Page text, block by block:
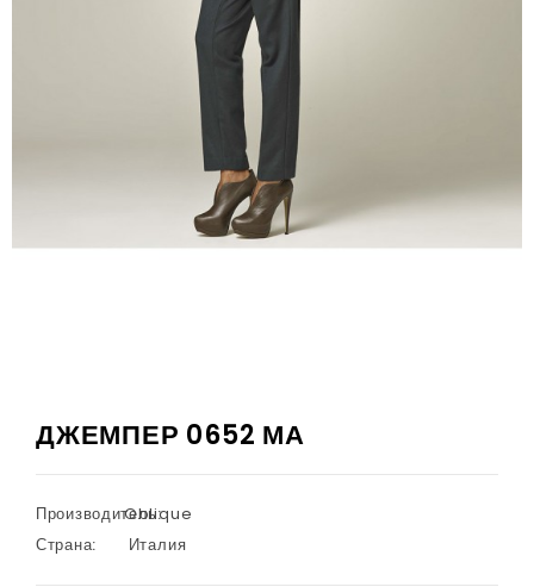
ДЖЕМПЕР 0652 МА
Производитель:
Oblique
Страна:
Италия